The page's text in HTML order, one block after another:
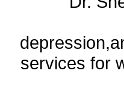
services for